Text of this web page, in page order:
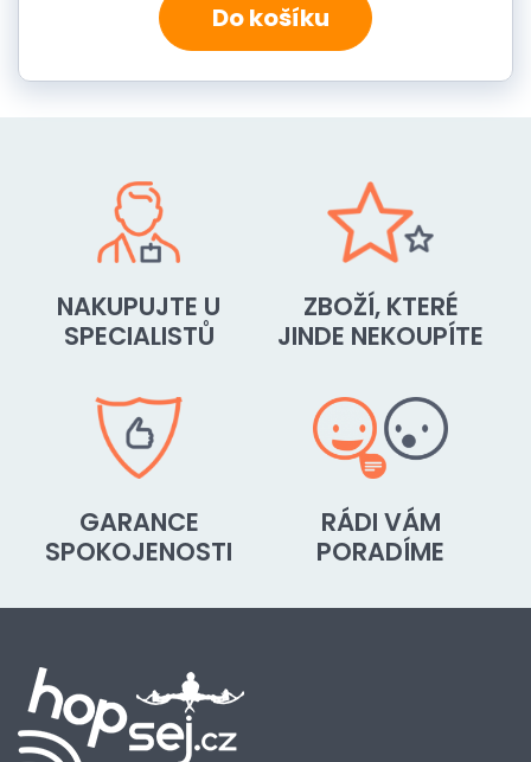
Do košíku
NAKUPUJTE U
SPECIALISTŮ
ZBOŽÍ, KTERÉ
JINDE NEKOUPÍTE
GARANCE
SPOKOJENOSTI
RÁDI VÁM
PORADÍME